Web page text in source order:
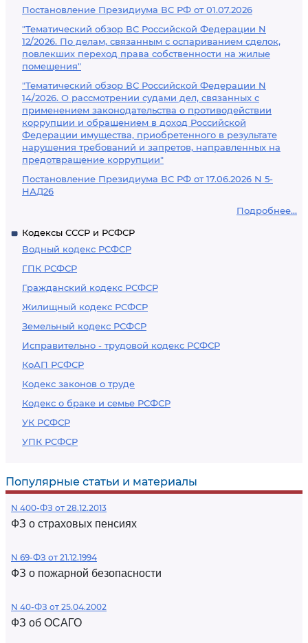
Постановление Президиума ВС РФ от 01.07.2026
"Тематический обзор ВС Российской Федерации N
12/2026. По делам, связанным с оспариванием сделок,
повлекших переход права собственности на жилые
помещения"
"Тематический обзор ВС Российской Федерации N
14/2026. О рассмотрении судами дел, связанных с
применением законодательства о противодействии
коррупции и обращением в доход Российской
Федерации имущества, приобретенного в результате
нарушения требований и запретов, направленных на
предотвращение коррупции"
Постановление Президиума ВС РФ от 17.06.2026 N 5-
НАД26
Подробнее...
Кодексы СССР и РСФСР
Водный кодекс РСФСР
ГПК РСФСР
Гражданский кодекс РСФСР
Жилищный кодекс РСФСР
Земельный кодекс РСФСР
Исправительно - трудовой кодекс РСФСР
КоАП РСФСР
Кодекс законов о труде
Кодекс о браке и семье РСФСР
УК РСФСР
УПК РСФСР
Популярные статьи и материалы
N 400-ФЗ от 28.12.2013
ФЗ о страховых пенсиях
N 69-ФЗ от 21.12.1994
ФЗ о пожарной безопасности
N 40-ФЗ от 25.04.2002
ФЗ об ОСАГО